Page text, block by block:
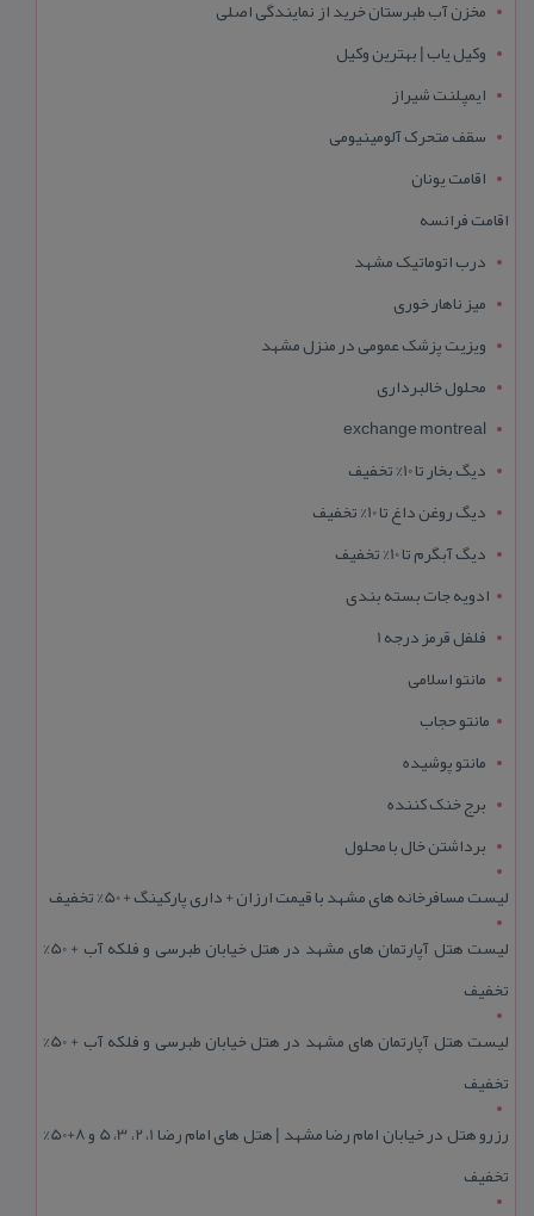
مخزن آب طبرستان خرید از نمایندگی اصلی
وکیل یاب | بهترین وکیل
ایمپلنت شیراز
سقف متحرک آلومینیومی
اقامت یونان
اقامت فرانسه
درب اتوماتیک مشهد
میز ناهار خوری
ویزیت پزشک عمومی در منزل مشهد
محلول خالبرداری
exchange montreal
دیگ بخار تا 10% تخفیف
دیگ روغن داغ تا 10% تخفیف
دیگ آبگرم تا 10% تخفیف
ادویه جات بسته بندی
فلفل قرمز درجه 1
مانتو اسلامی
مانتو حجاب
مانتو پوشیده
برج خنک کننده
برداشتن خال با محلول
لیست مسافرخانه های مشهد با قیمت ارزان + داری پارکینگ + 50% تخفیف
لیست هتل آپارتمان های مشهد در هتل خیابان طبرسی و فلکه آب + 50%
تخفیف
لیست هتل آپارتمان های مشهد در هتل خیابان طبرسی و فلکه آب + 50%
تخفیف
رزرو هتل در خیابان امام رضا مشهد | هتل‌ های امام رضا 1، 2، 3، 5 و 8+50%
تخفیف